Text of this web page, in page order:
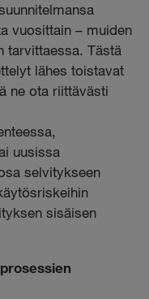
vuosittain – muiden
tarvittaessa. Tästä
lähes toistavat
ne ota riittävästi
uusissa
selvitykseen
sisäisen